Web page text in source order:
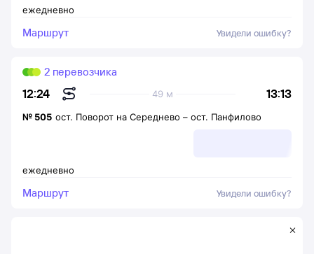
ежедневно
Маршрут Увидели ошибку?
12:24 13:13
49 м
2 перевозчика
ежедневно
№ 505 ост. Поворот на Середнево – ост. Панфилово
Маршрут Увидели ошибку?